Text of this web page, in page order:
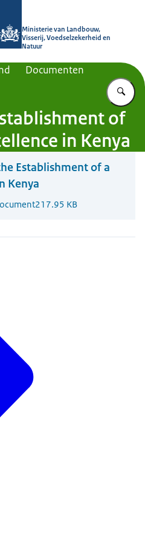
Ministerie van Landbouw,
Visserij, Voedselzekerheid en
Natuur
Documenten
of
in Kenya
Establishment of a
Kenya
217.95 KB